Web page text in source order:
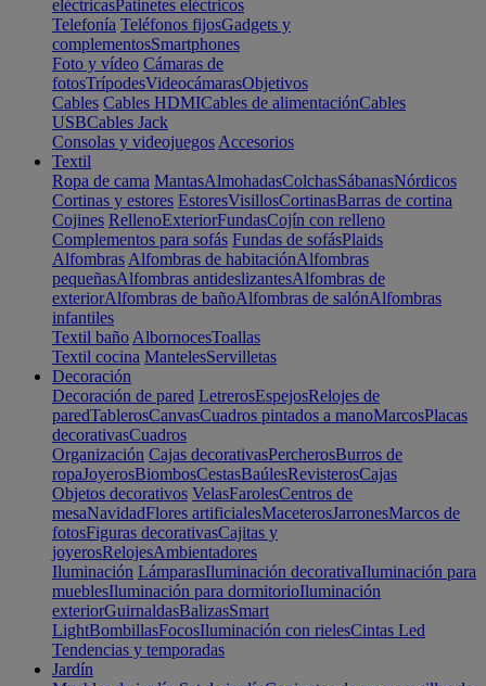
eléctricasPatinetes eléctricos
Telefonía Teléfonos fijosGadgets y
complementosSmartphones
Foto y vídeo Cámaras de
fotosTrípodesVideocámarasObjetivos
Cables Cables HDMICables de alimentaciónCables
USBCables Jack
Consolas y videojuegos Accesorios
Textil
Ropa de cama MantasAlmohadasColchasSábanasNórdicos
Cortinas y estores EstoresVisillosCortinasBarras de cortina
Cojines RellenoExteriorFundasCojín con relleno
Complementos para sofás Fundas de sofásPlaids
Alfombras Alfombras de habitaciónAlfombras
pequeñasAlfombras antideslizantesAlfombras de
exteriorAlfombras de bañoAlfombras de salónAlfombras
infantiles
Textil baño AlbornocesToallas
Textil cocina MantelesServilletas
Decoración
Decoración de pared LetrerosEspejosRelojes de
paredTablerosCanvasCuadros pintados a manoMarcosPlacas
decorativasCuadros
Organización Cajas decorativasPercherosBurros de
ropaJoyerosBiombosCestasBaúlesRevisterosCajas
Objetos decorativos VelasFarolesCentros de
mesaNavidadFlores artificialesMaceterosJarronesMarcos de
fotosFiguras decorativasCajitas y
joyerosRelojesAmbientadores
Iluminación LámparasIluminación decorativaIluminación para
mueblesIluminación para dormitorioIluminación
exteriorGuirnaldasBalizasSmart
LightBombillasFocosIluminación con rielesCintas Led
Tendencias y temporadas
Jardín